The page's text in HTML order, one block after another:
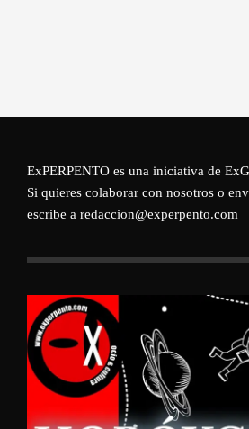
ExPERPENTO es una iniciativa de
Si quieres colaborar con nosotros o
escribe a redaccion@experpento.com